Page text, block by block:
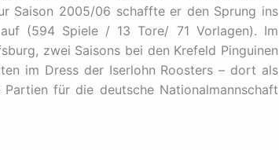
Saison 2005/06 schaffte er den Sprung ins
(594 Spiele / 13 Tore/ 71 Vorlagen). Im
zwei Saisons bei den Krefeld Pinguinen
im Dress der Iserlohn Roosters – dort als
für die deutsche Nationalmannschaft